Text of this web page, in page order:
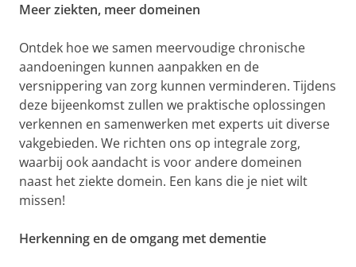
Meer ziekten, meer domeinen
Ontdek hoe we samen meervoudige chronische
aandoeningen kunnen aanpakken en de
versnippering van zorg kunnen verminderen. Tijdens
deze bijeenkomst zullen we praktische oplossingen
verkennen en samenwerken met experts uit diverse
vakgebieden. We richten ons op integrale zorg,
waarbij ook aandacht is voor andere domeinen
naast het ziekte domein. Een kans die je niet wilt
missen!
Herkenning en de omgang met dementie